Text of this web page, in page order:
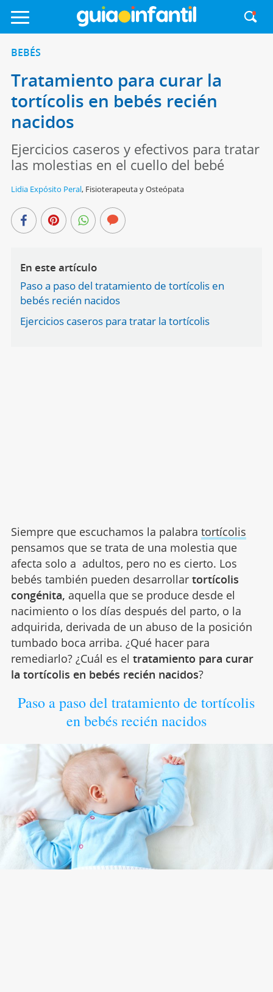
BEBÉS
Tratamiento para curar la
tortícolis en bebés recién
nacidos
Ejercicios caseros y efectivos para tratar
las molestias en el cuello del bebé
Lidia Expósito Peral, Fisioterapeuta y Osteópata
En este artículo
Paso a paso del tratamiento de tortícolis en
bebés recién nacidos
Ejercicios caseros para tratar la tortícolis
Siempre que escuchamos la palabra tortícolis
pensamos que se trata de una molestia que
afecta solo a adultos, pero no es cierto. Los
bebés también pueden desarrollar tortícolis
congénita, aquella que se produce desde el
nacimiento o los días después del parto, o la
adquirida, derivada de un abuso de la posición
tumbado boca arriba. ¿Qué hacer para
remediarlo? ¿Cuál es el tratamiento para curar
la tortícolis en bebés recién nacidos?
Paso a paso del tratamiento de tortícolis
en bebés recién nacidos